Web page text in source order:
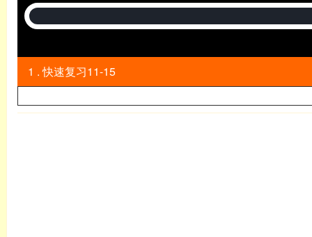
1 . 快速复习11-15